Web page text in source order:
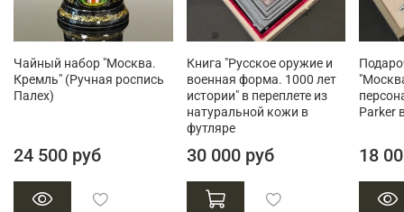
Чайный набор "Москва.
Кремль" (Ручная роспись
Палех)
24 500 руб
Книга "Русское оружие и
военная форма. 1000 лет
истории" в переплете из
натуральной кожи в
футляре
30 000 руб
Parker
18